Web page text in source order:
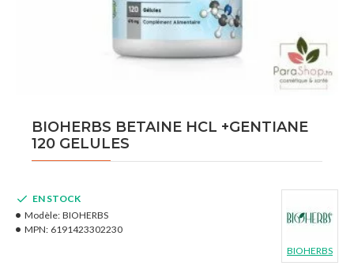
BIOHERBS BETAINE HCL +GENTIANE
120 GELULES
EN STOCK
Modèle: BIOHERBS
MPN: 6191423302230
BIOHERBS